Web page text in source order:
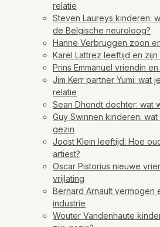
relatie
Steven Laureys kinderen:
de Belgische neuroloog?
Hanne Verbruggen zoon
Karel Lattrez leeftijd en
Prins Emmanuel vriendin
Jim Kerr partner Yumi: wat
relatie
Sean Dhondt dochter: wat
Guy Swinnen kinderen:
gezin
Joost Klein leeftijd: Hoe
artiest?
Oscar Pistorius nieuwe
vrijlating
Bernard Arnault vermogen
industrie
Wouter Vandenhaute